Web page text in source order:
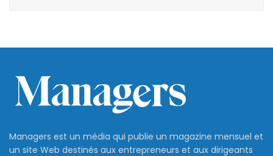
Managers est un média qui publie un magazine mensuel et
un site Web destinés aux entrepreneurs et aux dirigeants